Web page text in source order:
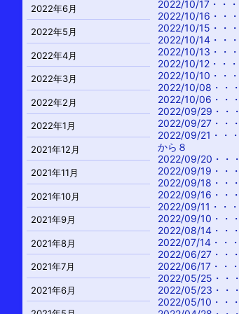
2022/10/17・・・
2022/10/16・・・
2022/10/15・・・
2022/10/14・・・
2022/10/13・・・
2022/10/12・・・
2022/10/10・・・
2022/10/08・・・
2022/10/06・・・
2022/09/29・・・
2022/09/27・・・
2022/09/21・・・
から８
2022/09/20・・・
2022/09/19・・・
2022/09/18・・・
2022/09/16・・・
2022/09/11・・・
2022/09/10・・・
2022/08/14・・・
2022/07/14・・・
2022/06/27・・・
2022/06/17・・・
2022/05/25・・・
2022/05/23・・・
2022/05/10・・・
2022年6月
2022年5月
2022年4月
2022年3月
2022年2月
2022年1月
2021年12月
2021年11月
2021年10月
2021年9月
2021年8月
2021年7月
2021年6月